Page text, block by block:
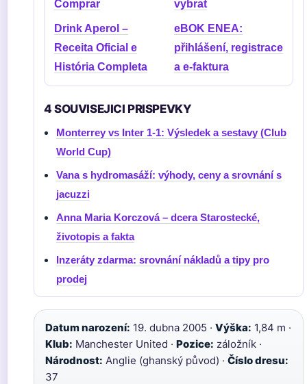
Comprar
vybrat
Drink Aperol –
Receita Oficial e
História Completa
eBOK ENEA:
přihlášení, registrace
a e-faktura
4 SOUVISEJICI PRISPEVKY
Monterrey vs Inter 1-1: Výsledek a sestavy (Club
World Cup)
Vana s hydromasáží: výhody, ceny a srovnání s
jacuzzi
Anna Maria Korczová – dcera Starostecké,
životopis a fakta
Inzeráty zdarma: srovnání nákladů a tipy pro
prodej
Datum narození: 19. dubna 2005 · Výška: 1,84 m ·
Klub: Manchester United · Pozice: záložník ·
Národnost: Anglie (ghanský původ) · Číslo dresu:
37